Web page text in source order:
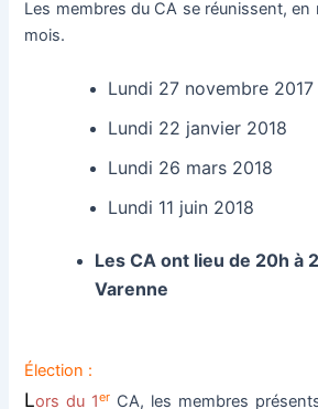
Les membres du CA se réunissent,
mois.
Lundi 27 novembre 2017
Lundi 22 janvier 2018
Lundi 26 mars 2018
Lundi 11 juin 2018
Les CA ont lieu de 20h à
Varenne
Élection :
Lors du 1er CA, les membres